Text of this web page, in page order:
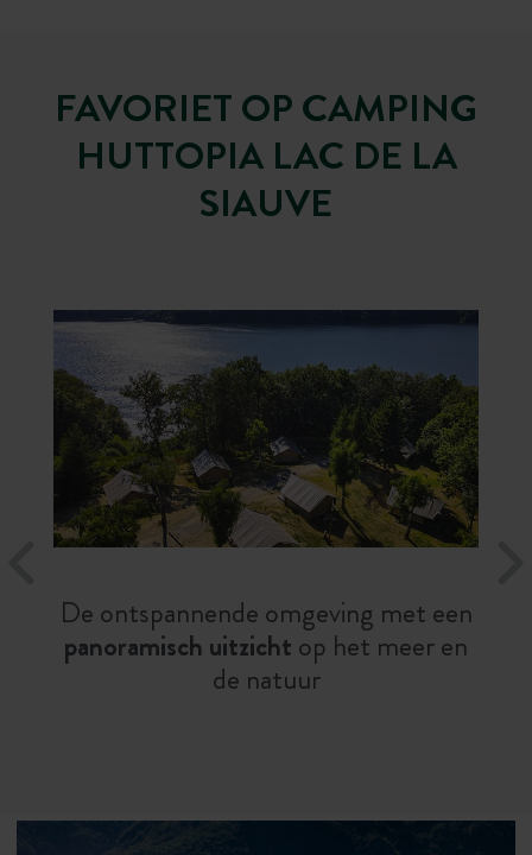
FAVORIET OP CAMPING
HUTTOPIA LAC DE LA
SIAUVE
De ontspannende omgeving met een
panoramisch uitzicht op het meer en
de natuur